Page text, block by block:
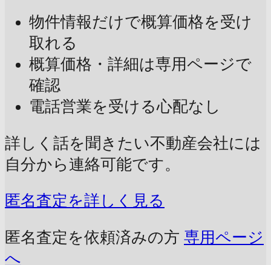
物件情報だけで概算価格を受け
取れる
概算価格・詳細は専用ページで
確認
電話営業を受ける心配なし
詳しく話を聞きたい不動産会社には
自分から連絡可能です。
匿名査定を詳しく見る
匿名査定を依頼済みの方 専用ページ
へ